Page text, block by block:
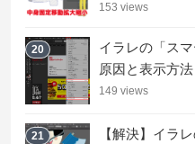
153 views
20
イラレの「ス
原因と表示方法
149 views
21
【解決】イラ